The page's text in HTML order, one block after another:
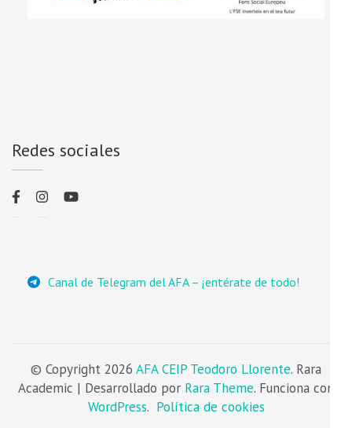
Redes sociales
Canal de Telegram del AFA – ¡entérate de todo!
© Copyright 2026 AFA CEIP Teodoro Llorente. Rara
Academic | Desarrollado por Rara Theme. Funciona con
WordPress. Política de cookies